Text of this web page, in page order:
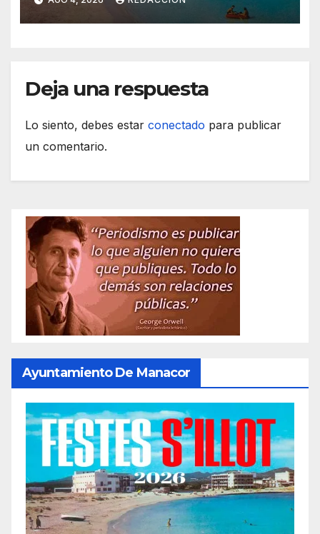
de S’Illot 2026
Deja una respuesta
Lo siento, debes estar conectado para publicar
un comentario.
Ayuntamiento De Manacor